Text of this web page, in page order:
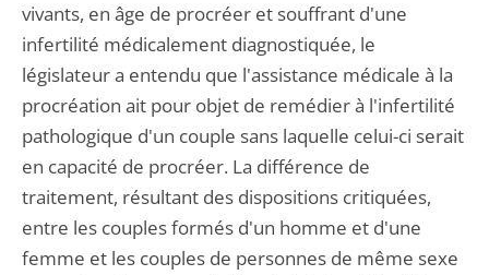
vivants, en âge de procréer et souffrant d'une
infertilité médicalement diagnostiquée, le
législateur a entendu que l'assistance médicale à la
procréation ait pour objet de remédier à l'infertilité
pathologique d'un couple sans laquelle celui-ci serait
en capacité de procréer. La différence de
traitement, résultant des dispositions critiquées,
entre les couples formés d'un homme et d'une
femme et les couples de personnes de même sexe